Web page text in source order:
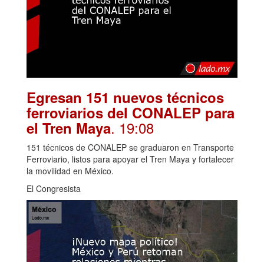
Egresan 151 nuevos técnicos
ferroviarios del CONALEP para
el Tren Maya. 19:08
151 técnicos de CONALEP se graduaron en Transporte
Ferroviario, listos para apoyar el Tren Maya y fortalecer
la movilidad en México.
El Congresista